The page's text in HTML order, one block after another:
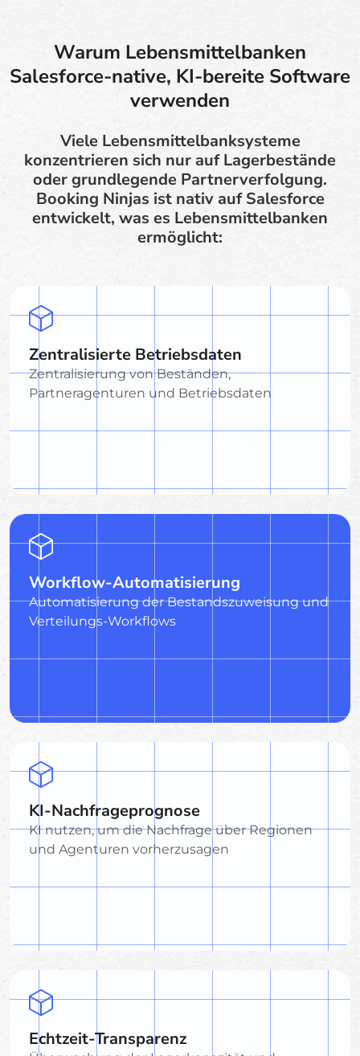
Warum Lebensmittelbanken
Salesforce-native, KI-bereite Software
verwenden
Viele Lebensmittelbanksysteme
konzentrieren sich nur auf Lagerbestände
oder grundlegende Partnerverfolgung.
Booking Ninjas ist nativ auf Salesforce
entwickelt, was es Lebensmittelbanken
ermöglicht:
Zentralisierte Betriebsdaten
Zentralisierung von Beständen,
Partneragenturen und Betriebsdaten
Workflow-Automatisierung
Automatisierung der Bestandszuweisung und
Verteilungs-Workflows
KI-Nachfrageprognose
KI nutzen, um die Nachfrage über Regionen
und Agenturen vorherzusagen
Echtzeit-Transparenz